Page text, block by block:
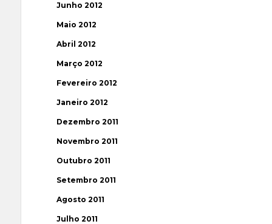
Junho 2012
Maio 2012
Abril 2012
Março 2012
Fevereiro 2012
Janeiro 2012
Dezembro 2011
Novembro 2011
Outubro 2011
Setembro 2011
Agosto 2011
Julho 2011